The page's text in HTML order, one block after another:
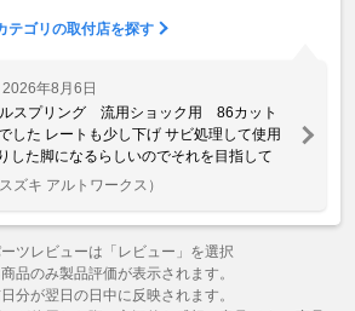
テゴリの取付店を探す
2026年8月6日
スプリング 流用ショック用 86カット
した レートも少し下げ サビ処理して使用
した脚になるらしいのでそれを目指して
ズキ アルトワークス）
ツレビューは「レビュー」を選択
品のみ製品評価が表示されます。
分が翌日の日中に反映されます。